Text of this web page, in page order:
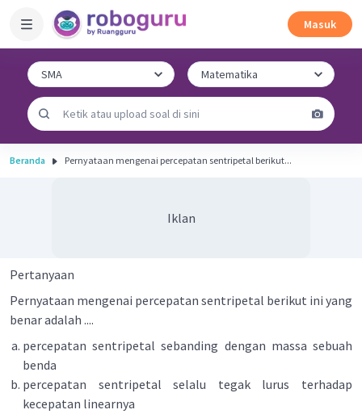
Masuk
Beranda Pernyataan mengenai percepatan sentripetal berikut...
Iklan
Pertanyaan
Pernyataan mengenai percepatan sentripetal berikut ini yang
benar adalah ....
percepatan sentripetal sebanding dengan massa sebuah
benda
percepatan sentripetal selalu tegak lurus terhadap
kecepatan linearnya